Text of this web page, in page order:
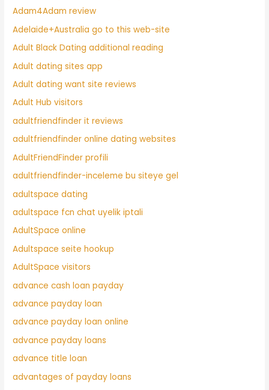
Adam4Adam review
Adelaide+Australia go to this web-site
Adult Black Dating additional reading
Adult dating sites app
Adult dating want site reviews
Adult Hub visitors
adultfriendfinder it reviews
adultfriendfinder online dating websites
AdultFriendFinder profili
adultfriendfinder-inceleme bu siteye gel
adultspace dating
adultspace fcn chat uyelik iptali
AdultSpace online
Adultspace seite hookup
AdultSpace visitors
advance cash loan payday
advance payday loan
advance payday loan online
advance payday loans
advance title loan
advantages of payday loans